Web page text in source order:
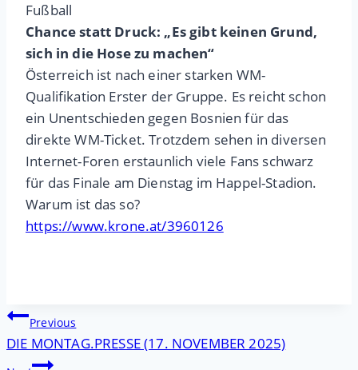
Fußball
Chance statt Druck: „Es gibt keinen Grund,
sich in die Hose zu machen“
Österreich ist nach einer starken WM-
Qualifikation Erster der Gruppe. Es reicht schon
ein Unentschieden gegen Bosnien für das
direkte WM-Ticket. Trotzdem sehen in diversen
Internet-Foren erstaunlich viele Fans schwarz
für das Finale am Dienstag im Happel-Stadion.
Warum ist das so?
https://www.krone.at/3960126
Beitragsnavigation
Previous
DIE MONTAG.PRESSE (17. NOVEMBER 2025)